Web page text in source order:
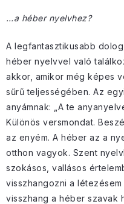
…a héber nyelvhez?
A legfantasztikusabb
héber nyelvvel való
akkor, amikor még képes
sűrű teljességében. Az
anyámnak: „A te
Különös versmondat.
az enyém. A héber az a
otthon vagyok. Szent
szokásos, vallásos
visszhangozni a
visszhang a héber szavak